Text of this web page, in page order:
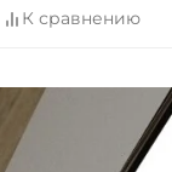
К сравнению